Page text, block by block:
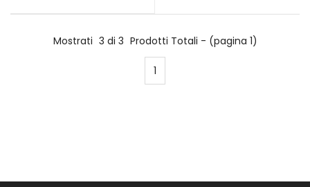
Mostrati 3 di 3 Prodotti Totali - (pagina 1)
1